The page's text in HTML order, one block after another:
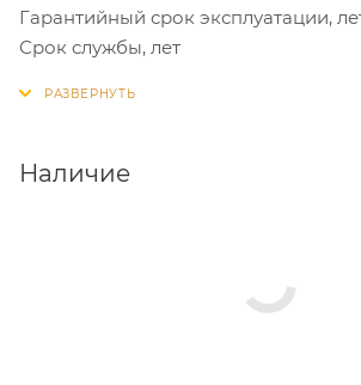
Гарантийный срок эксплуатации,
Срок службы, лет
Наличие